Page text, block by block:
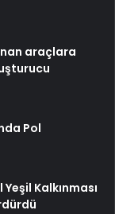
araçlara
Pol
Kalkınması